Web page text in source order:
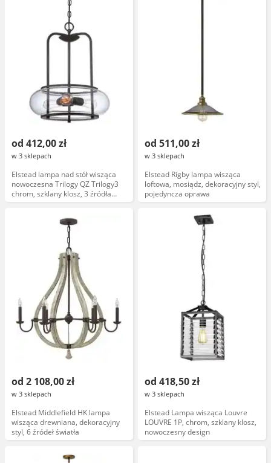
od 412,00 zł
w 3 sklepach
Elstead lampa nad stół wisząca
nowoczesna Trilogy QZ Trilogy3
chrom, szklany klosz, 3 źródła
światła
od 511,00 zł
w 3 sklepach
Elstead Rigby lampa wisząca
loftowa, mosiądz, dekoracyjny styl,
pojedyncza oprawa
od 2 108,00 zł
w 3 sklepach
Elstead Middlefield HK lampa
wisząca drewniana, dekoracyjny
styl, 6 źródeł światła
od 418,50 zł
w 3 sklepach
Elstead Lampa wisząca Louvre
LOUVRE 1P, chrom, szklany klosz,
nowoczesny design